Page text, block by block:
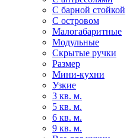
С барной стойкой
С островом
Малогабаритные
Модульные
Скрытые ручки
Размер
Мини-кухни
Узкие
3 кв. м.
5 кв. м.
6 кв. м.
9 кв. м.